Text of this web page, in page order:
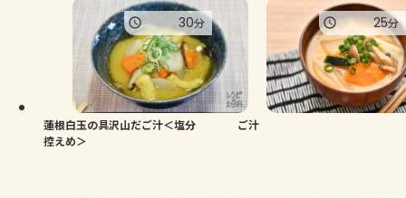
蓮根白玉の具沢山だご汁＜塩分
控えめ＞
30分
ご汁
25分